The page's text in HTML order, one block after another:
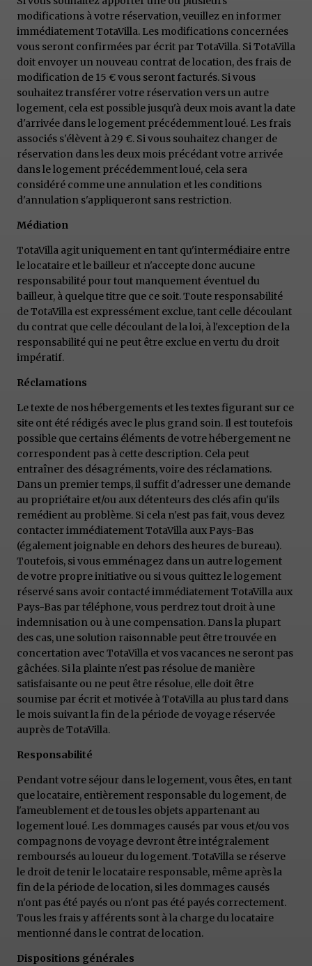
modifications à votre réservation, veuillez en informer
immédiatement TotaVilla. Les modifications concernées
vous seront confirmées par écrit par TotaVilla. Si TotaVilla
doit envoyer un nouveau contrat de location, des frais de
modification de 15 € vous seront facturés. Si vous
souhaitez transférer votre réservation vers un autre
logement, cela est possible jusqu'à deux mois avant la date
d'arrivée dans le logement précédemment loué. Les frais
associés s'élèvent à 29 €. Si vous souhaitez changer de
réservation dans les deux mois précédant votre arrivée
dans le logement précédemment loué, cela sera
considéré comme une annulation et les conditions
d'annulation s'appliqueront sans restriction.
Médiation
TotaVilla agit uniquement en tant qu'intermédiaire entre
le locataire et le bailleur et n'accepte donc aucune
responsabilité pour tout manquement éventuel du
bailleur, à quelque titre que ce soit. Toute responsabilité
de TotaVilla est expressément exclue, tant celle découlant
du contrat que celle découlant de la loi, à l'exception de la
responsabilité qui ne peut être exclue en vertu du droit
impératif.
Réclamations
Le texte de nos hébergements et les textes figurant sur ce
site ont été rédigés avec le plus grand soin. Il est toutefois
possible que certains éléments de votre hébergement ne
correspondent pas à cette description. Cela peut
entraîner des désagréments, voire des réclamations.
Dans un premier temps, il suffit d'adresser une demande
au propriétaire et/ou aux détenteurs des clés afin qu'ils
remédient au problème. Si cela n'est pas fait, vous devez
contacter immédiatement TotaVilla aux Pays-Bas
(également joignable en dehors des heures de bureau).
Toutefois, si vous emménagez dans un autre logement
de votre propre initiative ou si vous quittez le logement
réservé sans avoir contacté immédiatement TotaVilla aux
Pays-Bas par téléphone, vous perdrez tout droit à une
indemnisation ou à une compensation. Dans la plupart
des cas, une solution raisonnable peut être trouvée en
concertation avec TotaVilla et vos vacances ne seront pas
gâchées. Si la plainte n'est pas résolue de manière
satisfaisante ou ne peut être résolue, elle doit être
soumise par écrit et motivée à TotaVilla au plus tard dans
le mois suivant la fin de la période de voyage réservée
auprès de TotaVilla.
Responsabilité
Pendant votre séjour dans le logement, vous êtes, en tant
que locataire, entièrement responsable du logement, de
l'ameublement et de tous les objets appartenant au
logement loué. Les dommages causés par vous et/ou vos
compagnons de voyage devront être intégralement
remboursés au loueur du logement. TotaVilla se réserve
le droit de tenir le locataire responsable, même après la
fin de la période de location, si les dommages causés
n'ont pas été payés ou n'ont pas été payés correctement.
Tous les frais y afférents sont à la charge du locataire
mentionné dans le contrat de location.
Dispositions générales